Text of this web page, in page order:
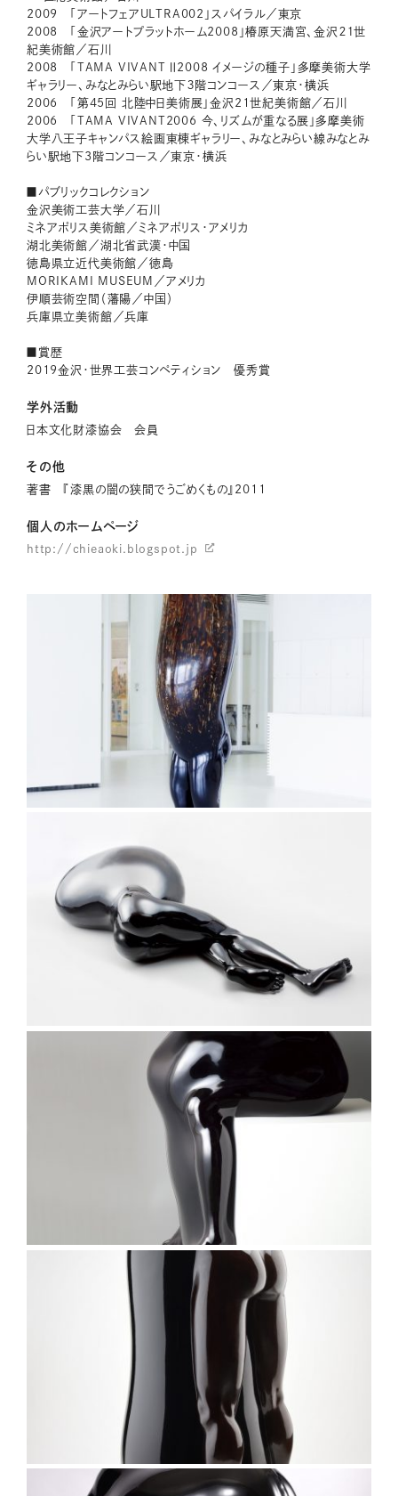
2009 「アートフェアULTRA002」スパイラル／東京
2008 「金沢アートプラットホーム2008」椿原天満宮、金沢２１世
紀美術館／石川
2008 「TAMA VIVANT Ⅱ2008 イメージの種子」多摩美術大学
ギャラリー、みなとみらい駅地下３階コンコース／東京・横浜
2006 「第45回 北陸中日美術展」金沢21世紀美術館／石川
2006 「TAMA VIVANT2006 今、リズムが重なる展」多摩美術
大学八王子キャンパス絵画東棟ギャラリー、みなとみらい線みなとみ
らい駅地下3階コンコース／東京・横浜
■パブリックコレクション
金沢美術工芸大学／石川
ミネアポリス美術館／ミネアポリス・アメリカ
湖北美術館／湖北省武漢・中国
徳島県立近代美術館／徳島
MORIKAMI MUSEUM／アメリカ
伊順芸術空間（藩陽／中国）
兵庫県立美術館／兵庫
■賞歴
2019金沢・世界工芸コンペティション 優秀賞
学外活動
日本文化財漆協会 会員
その他
著書 『漆黒の闇の狭間でうごめくもの』2011
個人のホームページ
http://chieaoki.blogspot.jp